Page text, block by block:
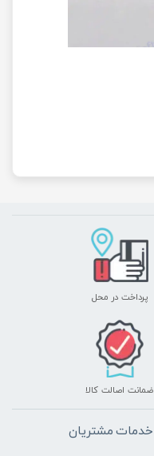
پرداخت در محل
ضمانت اصالت کالا
خدمات مشتریان